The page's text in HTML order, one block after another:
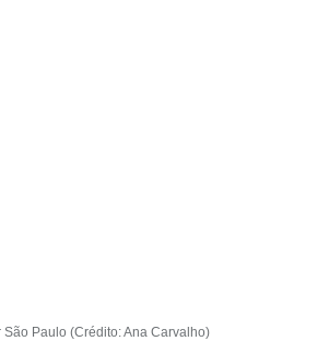
Paulo (Crédito: Ana Carvalho)